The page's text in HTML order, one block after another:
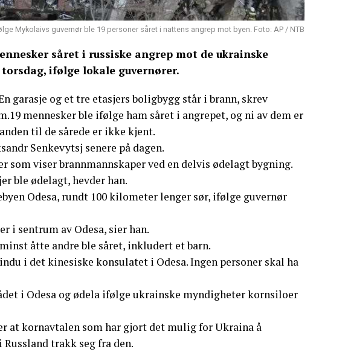
Mykolaivs guvernør ble 19 personer såret i nattens angrep mot byen. Foto: AP / NTB
såret i russiske angrep mot de ukrainske
ifølge lokale guvernører.
garasje og et tre etasjers boligbygg står i brann, skrev
mennesker ble ifølge ham såret i angrepet, og ni av dem er
til de sårede er ikke kjent.
Senkevytsj senere på dagen.
viser brannmannskaper ved en delvis ødelagt bygning.
ble ødelagt, hevder han.
Odesa, rundt 100 kilometer lenger sør, ifølge guvernør
i sentrum av Odesa, sier han.
åtte andre ble såret, inkludert et barn.
i det kinesiske konsulatet i Odesa. Ingen personer skal ha
i Odesa og ødela ifølge ukrainske myndigheter kornsiloer
at kornavtalen som har gjort det mulig for Ukraina å
trakk seg fra den.